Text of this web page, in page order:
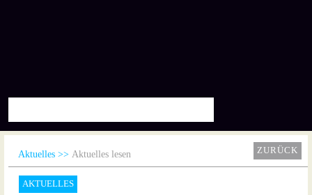
ZURÜCK
Aktuelles Aktuelles lesen
AKTUELLES